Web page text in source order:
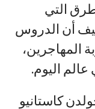
التي
أن الدروس
المهاجرين،
اليوم.
كاستانيو